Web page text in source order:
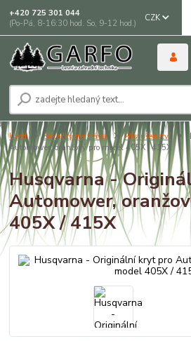
CZK
+420 725 301 044
(Po-Pá, 8-16:30 hod. So, 9-12 hod.)
Úvod Sekačky na trávu Příslušenství
Automower, oranžový pro model 405X / 415X
Husqvarna -
Automower,
405X / 415X